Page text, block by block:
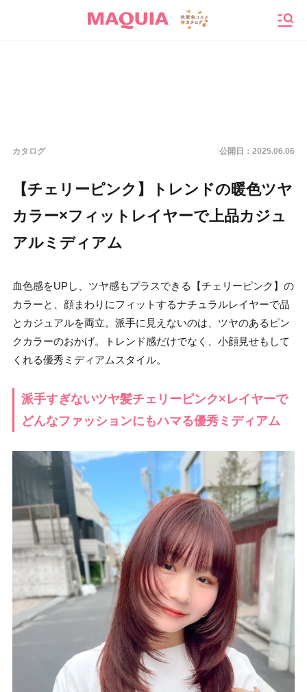
カタログ 公開日： 2025.06.06
【チェリーピンク】トレンドの暖色ツヤ
カラー×フィットレイヤーで上品カジュ
アルミディアム
血色感をUPし、ツヤ感もプラスできる【チェリーピンク】の
カラーと、顔まわりにフィットするナチュラルレイヤーで品
とカジュアルを両立。派手に見えないのは、ツヤのあるピン
クカラーのおかげ。トレンド感だけでなく、小顔見せもして
くれる優秀ミディアムスタイル。
派手すぎないツヤ髪チェリーピンク×レイヤーで
どんなファッションにもハマる優秀ミディアム